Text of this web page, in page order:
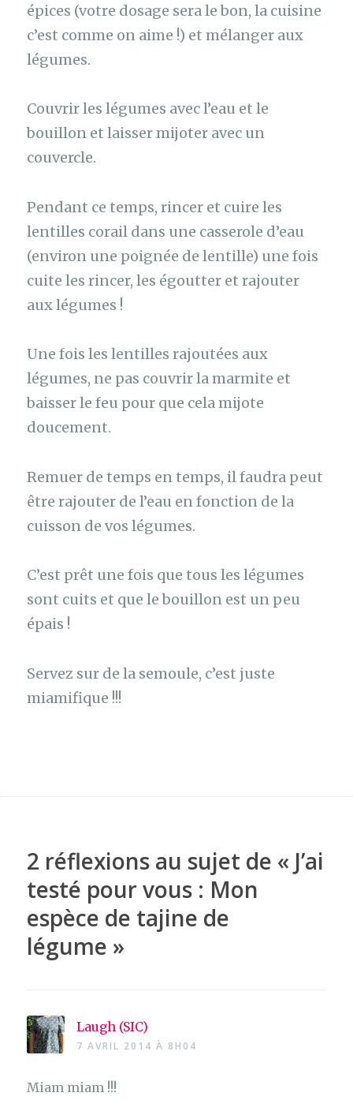
épices (votre dosage sera le bon, la cuisine
c’est comme on aime !) et mélanger aux
légumes.
Couvrir les légumes avec l’eau et le
bouillon et laisser mijoter avec un
couvercle.
Pendant ce temps, rincer et cuire les
lentilles corail dans une casserole d’eau
(environ une poignée de lentille) une fois
cuite les rincer, les égoutter et rajouter
aux légumes !
Une fois les lentilles rajoutées aux
légumes, ne pas couvrir la marmite et
baisser le feu pour que cela mijote
doucement.
Remuer de temps en temps, il faudra peut
être rajouter de l’eau en fonction de la
cuisson de vos légumes.
C’est prêt une fois que tous les légumes
sont cuits et que le bouillon est un peu
épais !
Servez sur de la semoule, c’est juste
miamifique !!!
2 réflexions au sujet de « J’ai
testé pour vous : Mon
espèce de tajine de
légume »
Laugh (SIC)
7 AVRIL 2014 À 8H04
Miam miam !!!